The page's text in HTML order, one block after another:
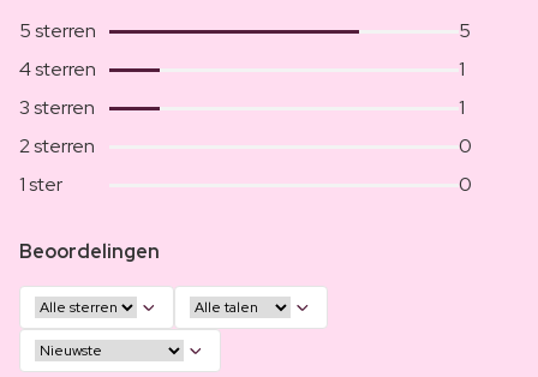
5 sterren
5
4 sterren
1
3 sterren
1
2 sterren
0
1 ster
0
Beoordelingen